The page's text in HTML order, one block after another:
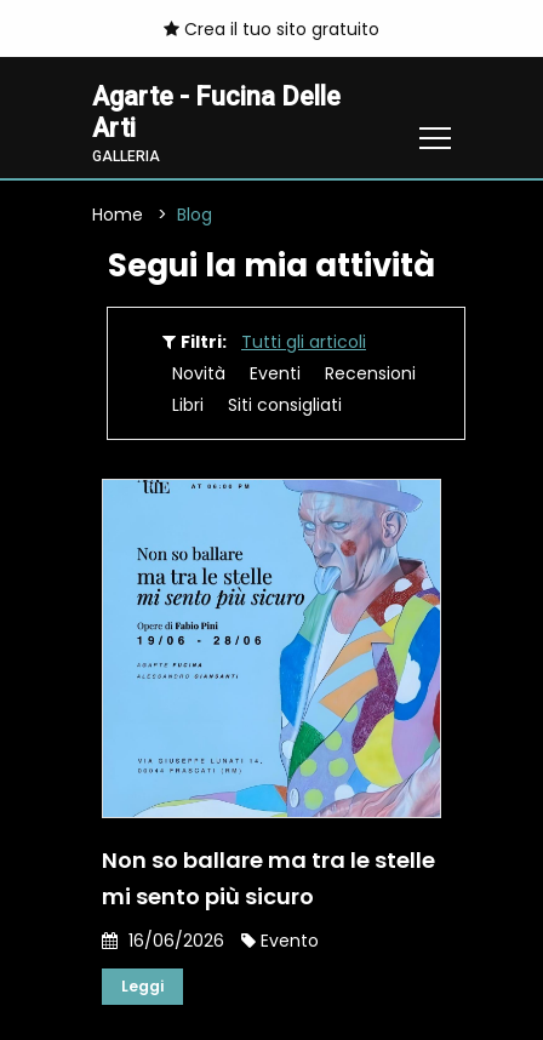
Crea il tuo sito gratuito
Agarte - Fucina Delle
Arti
GALLERIA
Home Blog
Segui la mia attività
Filtri:
Tutti gli articoli
Novità
Eventi
Recensioni
Libri
Siti consigliati
Non so ballare ma tra le stelle
mi sento più sicuro
16/06/2026 Evento
Leggi